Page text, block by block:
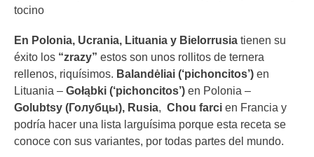
tocino
En Polonia, Ucrania, Lituania y Bielorrusia tienen su
éxito los “zrazy” estos son unos rollitos de ternera
rellenos, riquísimos. Balandėliai (‘pichoncitos’) en
Lituania – Gołąbki (‘pichoncitos’) en Polonia –
Golubtsy (Голубцы), Rusia, Chou farci en Francia y
podría hacer una lista larguísima porque esta receta se
conoce con sus variantes, por todas partes del mundo.